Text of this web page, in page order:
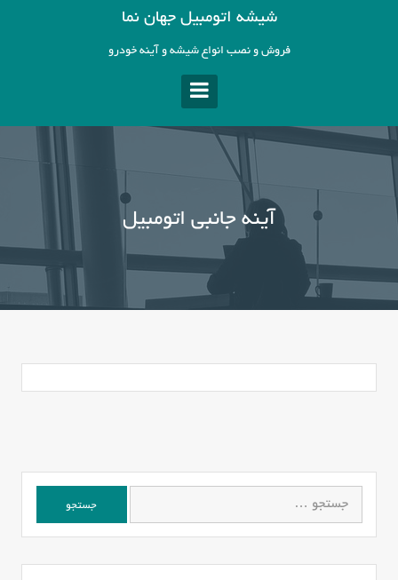
شیشه اتومبیل جهان نما
فروش و نصب انواع شیشه و آینه خودرو
آینه جانبی اتومبیل
برای: